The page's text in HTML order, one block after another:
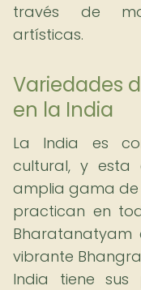
través de
artísticas.
Variedades
en la India
La India es
cultural, y esta
amplia gama de
practican en
vibrante
India tiene